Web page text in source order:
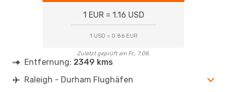
1 EUR = 1.16 USD
1 USD = 0.86 EUR
Zuletzt geprüft am Fr., 7.08.
Entfernung: 2349 kms
Raleigh - Durham Flughäfen